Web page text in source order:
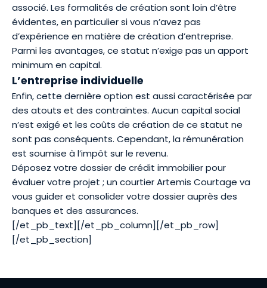
associé. Les formalités de création sont loin d’être
évidentes, en particulier si vous n’avez pas
d’expérience en matière de création d’entreprise.
Parmi les avantages, ce statut n’exige pas un apport
minimum en capital.
L’entreprise individuelle
Enfin, cette dernière option est aussi caractérisée par
des atouts et des contraintes. Aucun capital social
n’est exigé et les coûts de création de ce statut ne
sont pas conséquents. Cependant, la rémunération
est soumise à l’impôt sur le revenu.
Déposez votre dossier de crédit immobilierpour
évaluer votre projet ; un courtier Artemis Courtage va
vous guider et consolider votre dossier auprès des
banques et des assurances.
[/et_pb_text][/et_pb_column][/et_pb_row]
[/et_pb_section]